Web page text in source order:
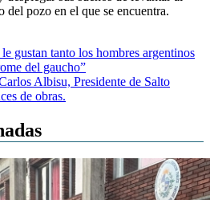
del pozo en el que se encuentra.
gustan tanto los hombres argentinos
del gaucho”
Albisu, Presidente de Salto
de obras.